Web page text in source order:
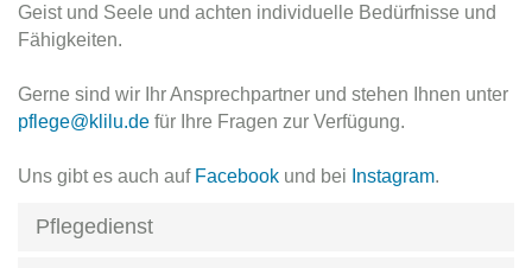
Geist und Seele und achten individuelle Bedürfnisse und
Fähigkeiten.
Gerne sind wir Ihr Ansprechpartner und stehen Ihnen unter
pflege@klilu.de für Ihre Fragen zur Verfügung.
Uns gibt es auch auf Facebook und bei Instagram.
Pflegedienst